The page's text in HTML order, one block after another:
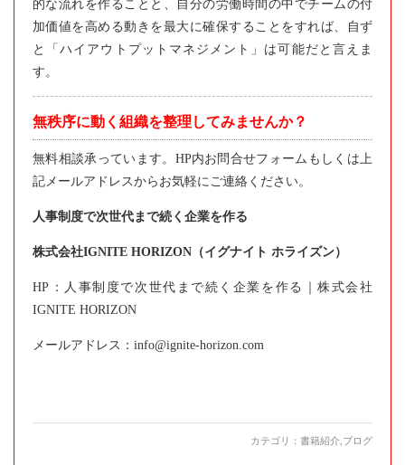
的な流れを作ることと、自分の労働時間の中でチームの付
加価値を高める動きを最大に確保することをすれば、自ず
と「ハイアウトプットマネジメント」は可能だと言えま
す。
無秩序に動く組織を整理してみませんか？
無料相談承っています。HP内お問合せフォームもしくは上
記メールアドレスからお気軽にご連絡ください。
人事制度で次世代まで続く企業を作る
株式会社IGNITE HORIZON（イグナイト ホライズン）
HP ：人事制度で次世代まで続く企業を作る｜株式会社
IGNITE HORIZON
メールアドレス：info@ignite-horizon.com
カテゴリ： 書籍紹介 ブログ